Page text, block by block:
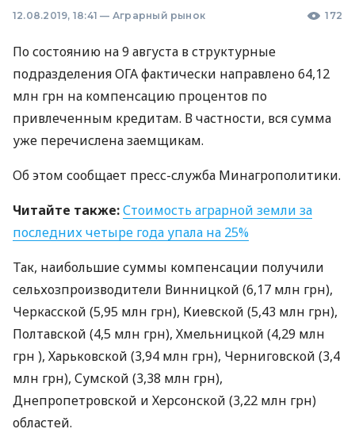
12.08.2019, 18:41 — Аграрный рынок 172
По состоянию на 9 августа в структурные
подразделенияОГАфактически направлено 64,12
млн грн на компенсацию процентов по
привлеченным кредитам. В частности, вся сумма
уже перечислена заемщикам.
Об этом сообщает пресс-служба Минагрополитики.
Читайте также:Стоимость аграрной земли за
последних четыре года упала на 25%
Так, наибольшие суммы компенсации получили
сельхозпроизводители Винницкой (6,17 млн грн),
Черкасской (5,95 млн грн), Киевской (5,43 млн грн),
Полтавской (4,5 млн грн), Хмельницкой (4,29 млн
грн ), Харьковской (3,94 млн грн), Черниговской (3,4
млн грн), Сумской (3,38 млн грн),
Днепропетровской и Херсонской (3,22 млн грн)
областей.